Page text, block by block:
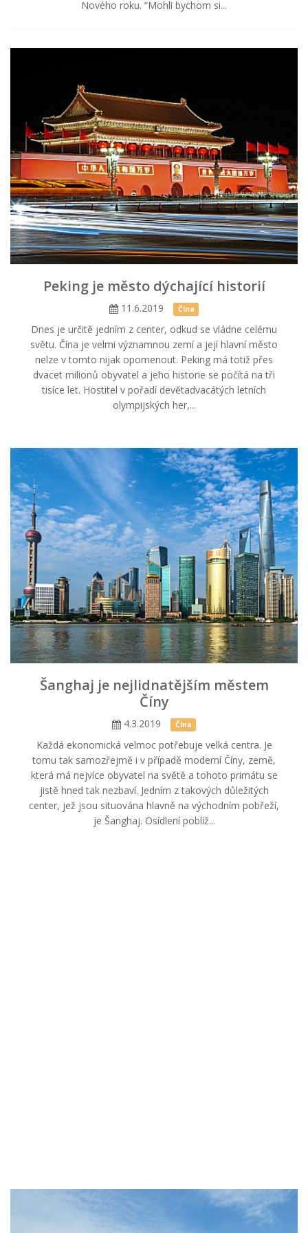
Nového roku. “Mohli bychom si...
Peking je město dýchající historií
11.6.2019 Čína
Dnes je určitě jedním z center, odkud se vládne celému
světu. Čína je velmi významnou zemí a její hlavní město
nelze v tomto nijak opomenout. Peking má totiž přes
dvacet milionů obyvatel a jeho historie se počítá na tři
tisíce let. Hostitel v pořadí devětadvacátých letních
olympijských her,...
Šanghaj je nejlidnatějším městem
Číny
4.3.2019 Čína
Každá ekonomická velmoc potřebuje velká centra. Je
tomu tak samozřejmě i v případě moderní Číny, země,
která má nejvíce obyvatel na světě a tohoto primátu se
jistě hned tak nezbaví. Jedním z takových důležitých
center, jež jsou situována hlavně na východním pobřeží,
je Šanghaj. Osídlení poblíž...